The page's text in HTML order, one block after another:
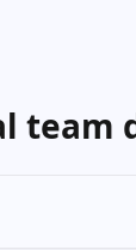
team